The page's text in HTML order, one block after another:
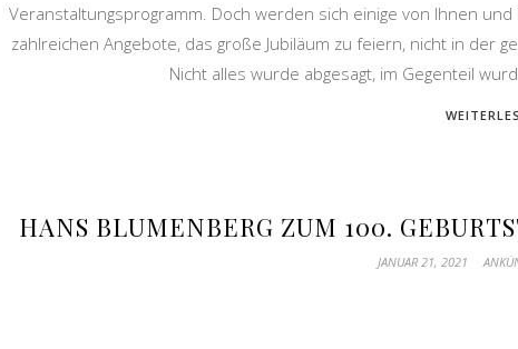
Veranstaltungsprogramm. Doch werden sich einige von Ihnen
zahlreichen Angebote, das große Jubiläum zu feiern, nicht in der
Nicht alles wurde abgesagt, im Gegenteil
HANS BLUMENBERG ZUM 100.
JANUAR 21, 2021